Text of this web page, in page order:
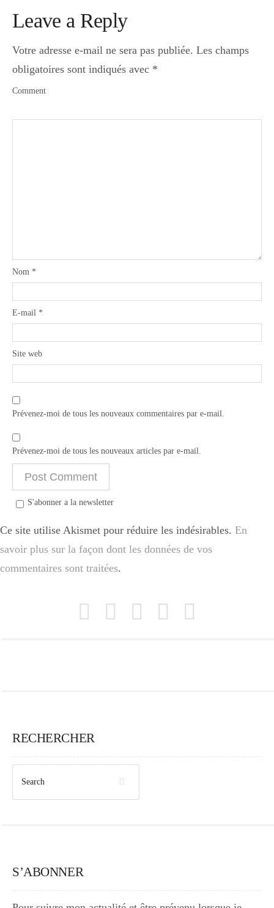
Leave a Reply
Votre adresse e-mail ne sera pas publiée. Les champs
obligatoires sont indiqués avec *
Comment
Nom *
E-mail *
Site web
Prévenez-moi de tous les nouveaux commentaires par e-mail.
Prévenez-moi de tous les nouveaux articles par e-mail.
S'abonner a la newsletter
Ce site utilise Akismet pour réduire les indésirables. En
savoir plus sur la façon dont les données de vos
commentaires sont traitées.
RECHERCHER
S’ABONNER